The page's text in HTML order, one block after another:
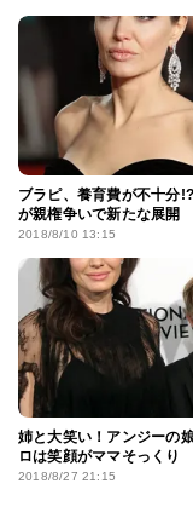
ブラピ、養育費が不十分
が親権争いで新たな展開
2018/8/10 13:15
姉と大笑い！アンジーの
ロは笑顔がママそっくり
2018/8/27 21:15